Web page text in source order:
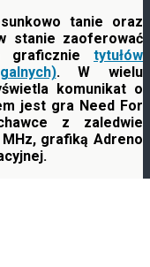
tanie oraz
stanie zaoferować
graficznie tytułów
. W wielu
komunikat o
jest gra Need For
z zaledwie
grafiką Adreno